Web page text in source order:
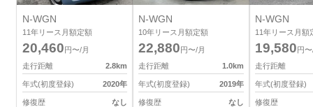
N-WGN
11年リース月額定額
20,460円〜/月
走行距離
2.8km
年式(初度登録) 2020年
修復歴 なし
N-WGN
10年リース月額定額
22,880円〜/月
走行距離
1.0km
年式(初度登録) 2019年
修復歴 なし
N-WGN
11年リース月額
19,580円
走行距離
年式(初度登録)
修復歴